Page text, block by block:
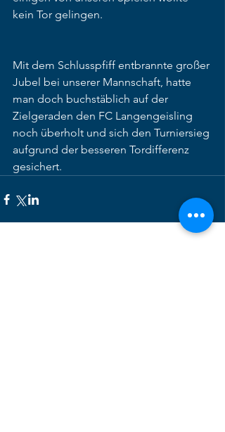
kein Tor gelingen.
Mit dem Schlusspfiff entbrannte großer
Jubel bei unserer Mannschaft, hatte
man doch buchstäblich auf der
Zielgeraden den FC Langengeisling
noch überholt und sich den Turniersieg
aufgrund der besseren Tordifferenz
gesichert.